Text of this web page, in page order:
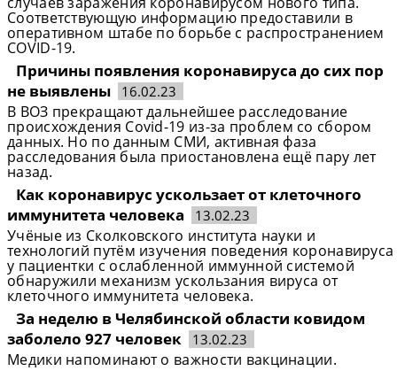
Соответствующую информацию предоставили в
оперативном штабе по борьбе с распространением
COVID-19.
Причины появления коронавируса до сих пор
не выявлены
16.02.23
В ВОЗ прекращают дальнейшее расследование
происхождения Covid-19 из-за проблем со сбором
данных. Но по данным СМИ, активная фаза
расследования была приостановлена ещё пару лет
назад.
Как коронавирус ускользает от клеточного
иммунитета человека
13.02.23
Учёные из Сколковского института науки и
технологий путём изучения поведения коронавируса
у пациентки с ослабленной иммунной системой
обнаружили механизм ускользания вируса от
клеточного иммунитета человека.
За неделю в Челябинской области ковидом
заболело 927 человек
13.02.23
Медики напоминают о важности вакцинации.